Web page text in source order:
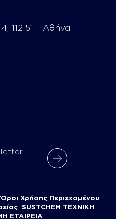
112 51 – Αθήνα
Όροι Χρήσης Περιεχομένου
SUSTCHEM ΤΕΧΝΙΚΗ
ΕΤΑΙΡΕΙΑ